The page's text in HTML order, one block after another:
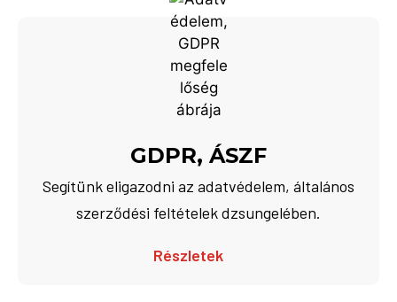
GDPR, ÁSZF
Segítünk eligazodni az adatvédelem, általános
szerződési feltételek dzsungelében.
Részletek